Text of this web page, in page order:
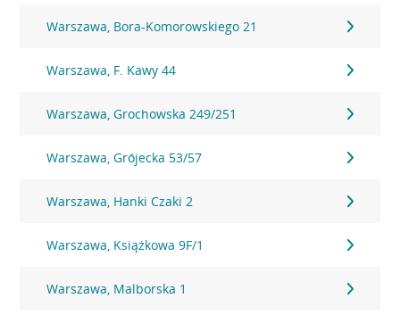
Warszawa, Bora-Komorowskiego 21
Warszawa, F. Kawy 44
Warszawa, Grochowska 249/251
Warszawa, Grójecka 53/57
Warszawa, Hanki Czaki 2
Warszawa, Książkowa 9F/1
Warszawa, Malborska 1